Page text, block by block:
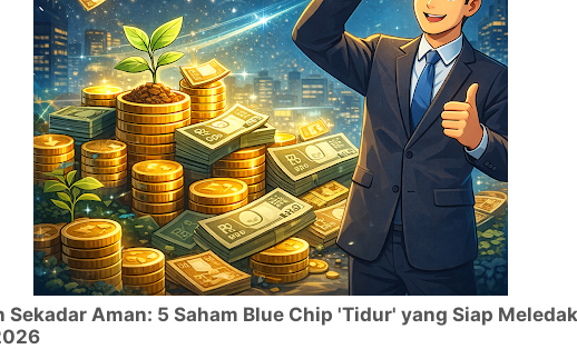
Sekadar Aman: 5 Saham Blue Chip 'Tidur' yang Siap